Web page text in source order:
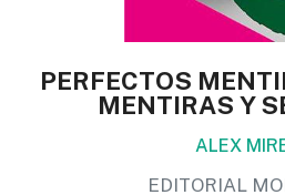
PERFECTOS
MENTIRAS Y
ALEX
EDITORIAL